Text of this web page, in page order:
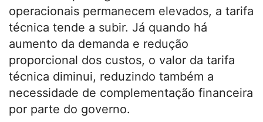
operacionais permanecem elevados, a tarifa
técnica tende a subir. Já quando há
aumento da demanda e redução
proporcional dos custos, o valor da tarifa
técnica diminui, reduzindo também a
necessidade de complementação financeira
por parte do governo.